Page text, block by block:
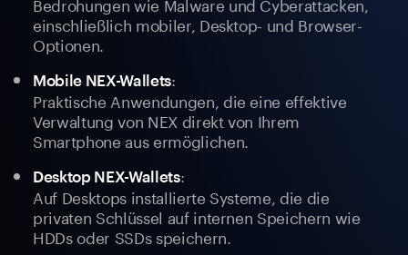
einschließlich mobiler, Desktop- und Browser-
Optionen.
Mobile NEX-Wallets:
Praktische Anwendungen, die eine effektive
Verwaltung von NEX direkt von Ihrem
Smartphone aus ermöglichen.
Desktop NEX-Wallets:
Auf Desktops installierte Systeme, die die
privaten Schlüssel auf internen Speichern wie
HDDs oder SSDs speichern.